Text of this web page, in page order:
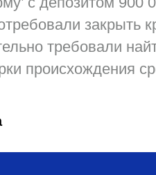
закрыть
требовали
происхождения